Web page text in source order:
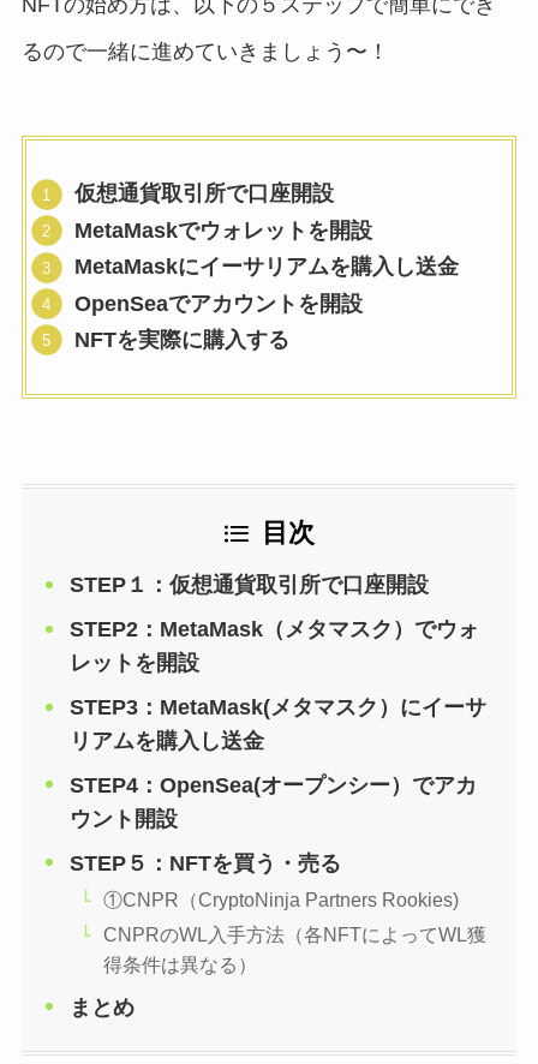
るので一緒に進めていきましょう〜！
仮想通貨取引所で口座開設
MetaMaskでウォレットを開設
MetaMaskにイーサリアムを購入し送金
OpenSeaでアカウントを開設
NFTを実際に購入する
目次
STEP１：仮想通貨取引所で口座開設
STEP2：MetaMask（メタマスク）でウォ
レットを開設
STEP3：MetaMask(メタマスク）にイーサ
リアムを購入し送金
STEP4：OpenSea(オープンシー）でアカ
ウント開設
STEP５：NFTを買う・売る
①CNPR（CryptoNinja Partners Rookies)
CNPRのWL入手方法（各NFTによってWL獲
得条件は異なる）
まとめ